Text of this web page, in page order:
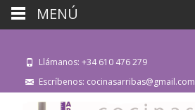
Llámanos: +34 610 476 279
Escríbenos: cocinasarribas@gmail.com
MENÚ